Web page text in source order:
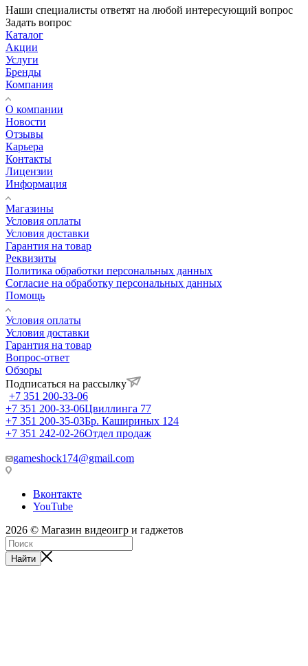
Наши специалисты ответят на любой интересующий вопрос
Задать вопрос
Каталог
Акции
Услуги
Бренды
Компания
О компании
Новости
Отзывы
Карьера
Контакты
Лицензии
Информация
Магазины
Условия оплаты
Условия доставки
Гарантия на товар
Реквизиты
Политика обработки персональных данных
Согласие на обработку персональных данных
Помощь
Условия оплаты
Условия доставки
Гарантия на товар
Вопрос-ответ
Обзоры
Подписаться на рассылку
+7 351 200-33-06
+7 351 200-33-06Цвиллинга 77
+7 351 200-35-03Бр. Кашириных 124
+7 351 242-02-26Отдел продаж
gameshock174@gmail.com
Вконтакте
YouTube
2026 © Магазин видеоигр и гаджетов
Найти